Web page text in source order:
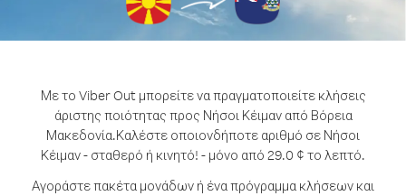
Με το Viber Out μπορείτε να πραγματοποιείτε κλήσεις
άριστης ποιότητας προς Νήσοι Κέιμαν από Βόρεια
Μακεδονία.Καλέστε οποιονδήποτε αριθμό σε Νήσοι
Κέιμαν - σταθερό ή κινητό! - μόνο από 29.0 ¢ το λεπτό.
Αγοράστε πακέτα μονάδων ή ένα πρόγραμμα κλήσεων και